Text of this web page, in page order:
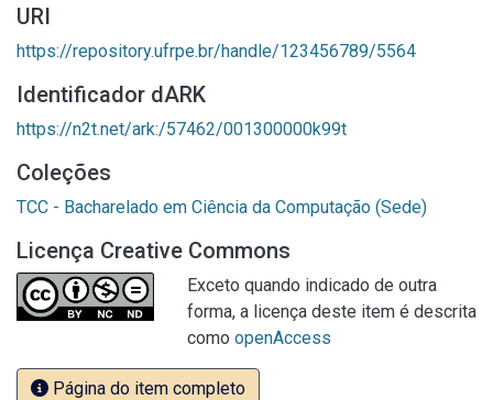
URI
https://repository.ufrpe.br/handle/123456789/5564
Identificador dARK
https://n2t.net/ark:/57462/001300000k99t
Coleções
TCC - Bacharelado em Ciência da Computação (Sede)
Licença Creative Commons
Exceto quando indicado de outra
forma, a licença deste item é descrita
como openAccess
Página do item completo